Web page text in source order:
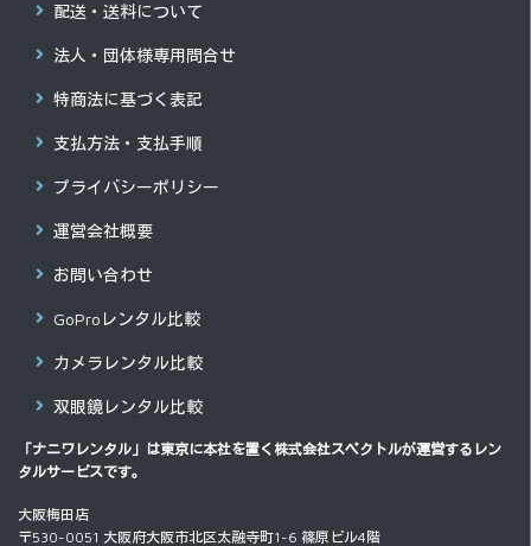
配送・送料について
法人・団体様専用問合せ
特商法に基づく表記
支払方法・支払手順
プライバシーポリシー
運営会社概要
お問い合わせ
GoProレンタル比較
カメラレンタル比較
双眼鏡レンタル比較
「ナニワレンタル」は東京に本社を置く 株式会社スペクトルが運営するレン
タルサービスです。
大阪梅田店
〒530-0051 大阪府大阪市北区太融寺町1-6 篠原ビル4階